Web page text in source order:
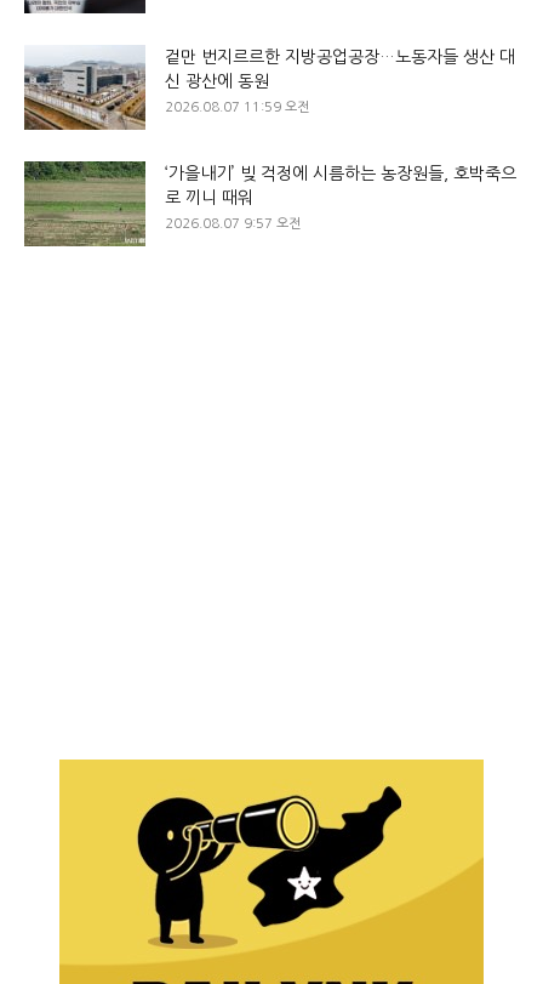
겉만 번지르르한 지방공업공장…노동자들 생산 대
신 광산에 동원
2026.08.07 11:59 오전
‘가을내기’ 빚 걱정에 시름하는 농장원들, 호박죽으
로 끼니 때워
2026.08.07 9:57 오전